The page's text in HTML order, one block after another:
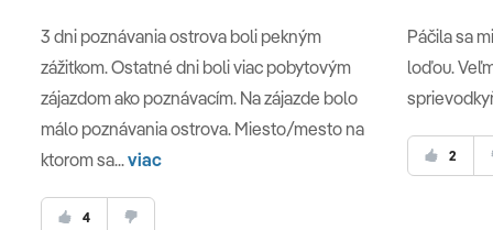
8. deň
MALLORCA - VIEDEŇ / BRATISLAVA
Transfer na letisko. Odlet do Viedne.
3 dni poznávania ostrova boli pekným
zážitkom. Ostatné dni boli viac pobytovým
zájazdom ako poznávacím. Na zájazde bolo
málo poznávania ostrova. Miesto/mesto na
ktorom sa...viac
4
Páčila sa
loďou.
2